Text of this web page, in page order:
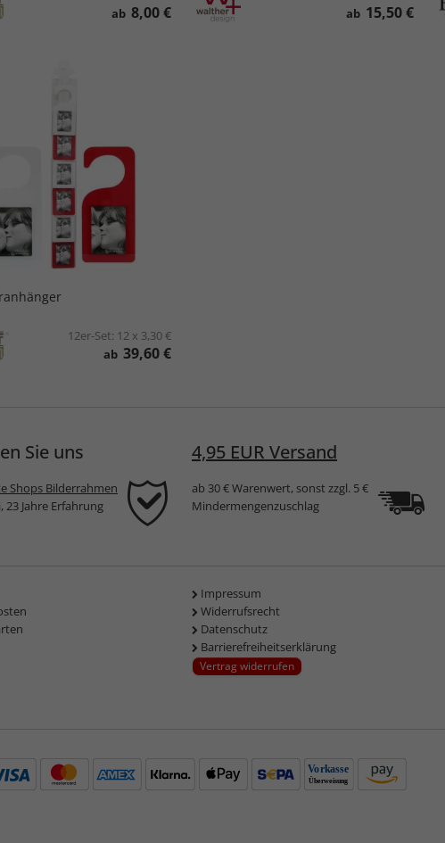
ab 8,00 € ab 15,50 €
12er-Set: 12 x 3,30 €
ab 39,60 €
Sie uns
Shops Bilderrahmen
23 Jahre Erfahrung
4,95 EUR Versand
ab 30 € Warenwert, sonst zzgl. 5 €
Mindermengenzuschlag
Impressum
Widerrufsrecht
Datenschutz
Barrierefreiheitserklärung
Vertrag widerrufen